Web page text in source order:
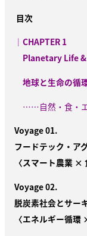
目次
｜CHAPTER 1
Planetary Life
地球と生命の循
……自然・食・エ
Voyage 01.
フードテック・ア
〈スマート農業 ×
Voyage 02.
脱炭素社会とサー
〈エネルギー循